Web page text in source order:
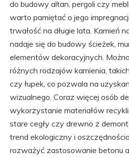
do budowy altan, pergoli czy
warto pamiętać o jego
trwałość na długie lata. Kamień
nadaje się do budowy ścieżek,
elementów dekoracyjnych.
różnych rodzajów kamienia,
czy łupek, co pozwala na
wizualnego. Coraz więcej osób
wykorzystanie materiałów
stare cegły czy drewno z
trend ekologiczny i
rozważyć zastosowanie betonu